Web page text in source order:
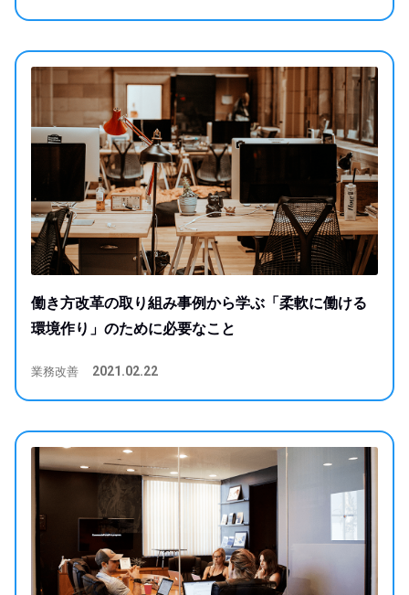
働き方改革の取り組み事例から学ぶ「柔軟に働ける
環境作り」のために必要なこと
業務改善 2021.02.22